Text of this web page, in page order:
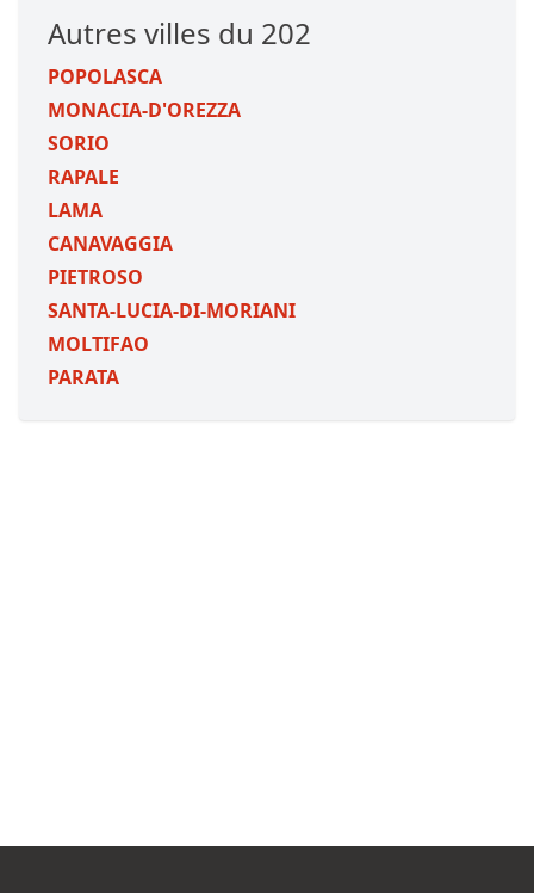
Autres villes du 202
POPOLASCA
MONACIA-D'OREZZA
SORIO
RAPALE
LAMA
CANAVAGGIA
PIETROSO
SANTA-LUCIA-DI-MORIANI
MOLTIFAO
PARATA